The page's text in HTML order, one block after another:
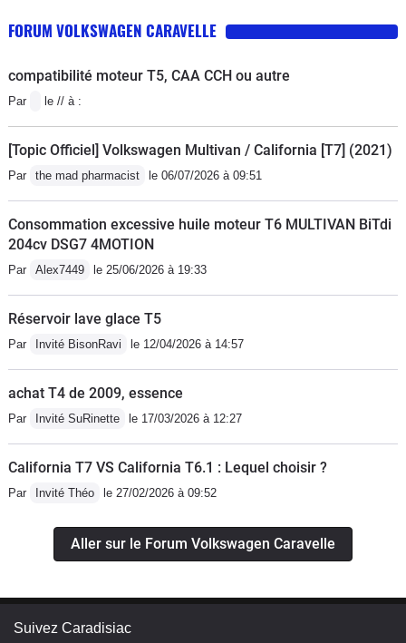
FORUM VOLKSWAGEN CARAVELLE
compatibilité moteur T5, CAA CCH ou autre
Par le // à :
[Topic Officiel] Volkswagen Multivan / California [T7] (2021)
Par the mad pharmacist le 06/07/2026 à 09:51
Consommation excessive huile moteur T6 MULTIVAN BiTdi
204cv DSG7 4MOTION
Par Alex7449 le 25/06/2026 à 19:33
Réservoir lave glace T5
Par Invité BisonRavi le 12/04/2026 à 14:57
achat T4 de 2009, essence
Par Invité SuRinette le 17/03/2026 à 12:27
California T7 VS California T6.1 : Lequel choisir ?
Par Invité Théo le 27/02/2026 à 09:52
Aller sur le Forum Volkswagen Caravelle
Suivez Caradisiac